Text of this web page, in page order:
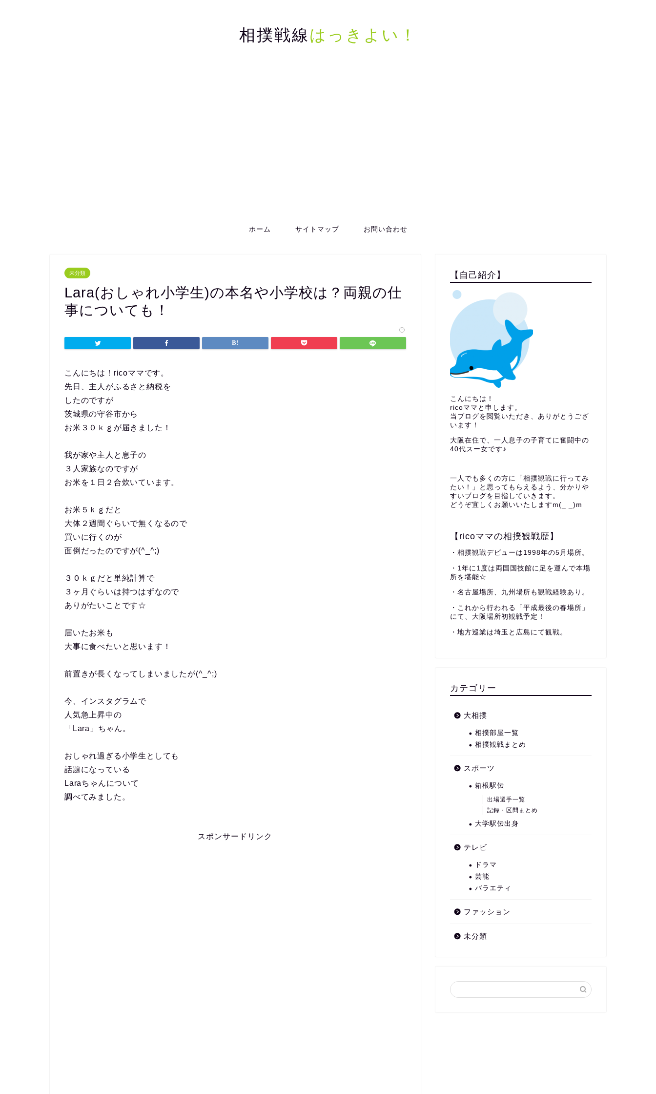
相撲戦線はっきよい！
ホーム サイトマップ お問い合わせ
未分類
Lara(おしゃれ小学生)の本名や小学校は？両親の仕
事についても！
こんにちは！ricoママです。
先日、主人がふるさと納税を
したのですが
茨城県の守谷市から
お米３０ｋｇが届きました！
我が家や主人と息子の
３人家族なのですが
お米を１日２合炊いています。
お米５ｋｇだと
大体２週間ぐらいで無くなるので
買いに行くのが
面倒だったのですが(^_^;)
３０ｋｇだと単純計算で
３ヶ月ぐらいは持つはずなので
ありがたいことです☆
届いたお米も
大事に食べたいと思います！
前置きが長くなってしまいましたが(^_^;)
今、インスタグラムで
人気急上昇中の
「Lara」ちゃん。
おしゃれ過ぎる小学生としても
話題になっている
Laraちゃんについて
調べてみました。
スポンサードリンク
【自己紹介】
こんにちは！
ricoママと申します。
当ブログを閲覧いただき、ありがとうござ
います！
大阪在住で、一人息子の子育てに奮闘中の
40代スー女です♪
一人でも多くの方に「相撲観戦に行ってみ
たい！」と思ってもらえるよう、分かりや
すいブログを目指していきます。
どうぞ宜しくお願いいたしますm(_ _)m
【ricoママの相撲観戦歴】
・相撲観戦デビューは1998年の5月場所。
・1年に1度は両国国技館に足を運んで本場
所を堪能☆
・名古屋場所、九州場所も観戦経験あり。
・これから行われる「平成最後の春場所」
にて、大阪場所初観戦予定！
・地方巡業は埼玉と広島にて観戦。
カテゴリー
大相撲
相撲部屋一覧
相撲観戦まとめ
スポーツ
箱根駅伝
出場選手一覧
記録・区間まとめ
大学駅伝出身
テレビ
ドラマ
芸能
バラエティ
ファッション
未分類